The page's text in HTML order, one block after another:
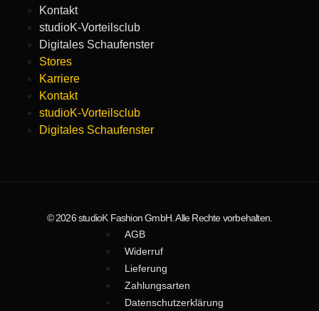
Kontakt
studioK-Vorteilsclub
Digitales Schaufenster
Stores
Karriere
Kontakt
studioK-Vorteilsclub
Digitales Schaufenster
© 2026 studioK Fashion GmbH. Alle Rechte vorbehalten.
AGB
Widerruf
Lieferung
Zahlungsarten
Datenschutzerklärung